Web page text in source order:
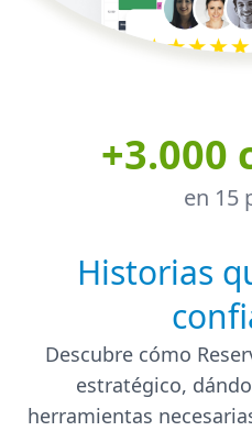
+3.000
en 15
Historias
Descubre cómo
estratégico,
herramientas